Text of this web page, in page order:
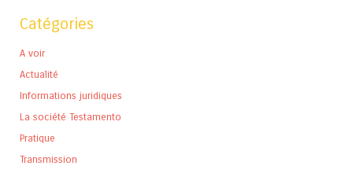
Catégories
A voir
Actualité
Informations juridiques
La société Testamento
Pratique
Transmission